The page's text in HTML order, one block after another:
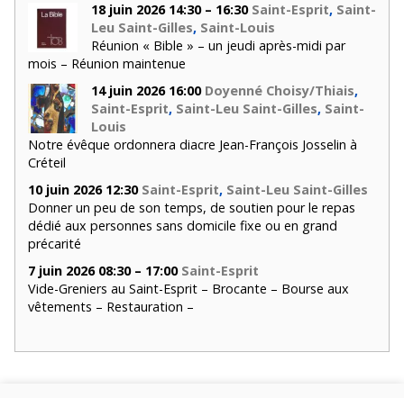
18 juin 2026 14:30 – 16:30 Saint-Esprit, Saint-
Leu Saint-Gilles, Saint-Louis
Réunion « Bible » – un jeudi après-midi par
mois – Réunion maintenue
14 juin 2026 16:00 Doyenné Choisy/Thiais,
Saint-Esprit, Saint-Leu Saint-Gilles, Saint-
Louis
Notre évêque ordonnera diacre Jean-François Josselin à
Créteil
10 juin 2026 12:30 Saint-Esprit, Saint-Leu Saint-Gilles
Donner un peu de son temps, de soutien pour le repas
dédié aux personnes sans domicile fixe ou en grand
précarité
7 juin 2026 08:30 – 17:00 Saint-Esprit
Vide-Greniers au Saint-Esprit – Brocante – Bourse aux
vêtements – Restauration –